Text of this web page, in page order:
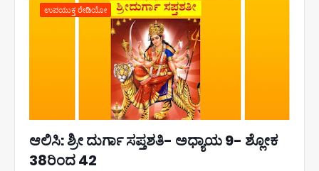
ಉಪಯುಕ್ತ ರೇಡಿಯೋ
ಆಲಿಸಿ: ಶ್ರೀ ದುರ್ಗಾ ಸಪ್ತಶತಿ- ಅಧ್ಯಾಯ 9- ಶ್ಲೋಕ
38ರಿಂದ 42